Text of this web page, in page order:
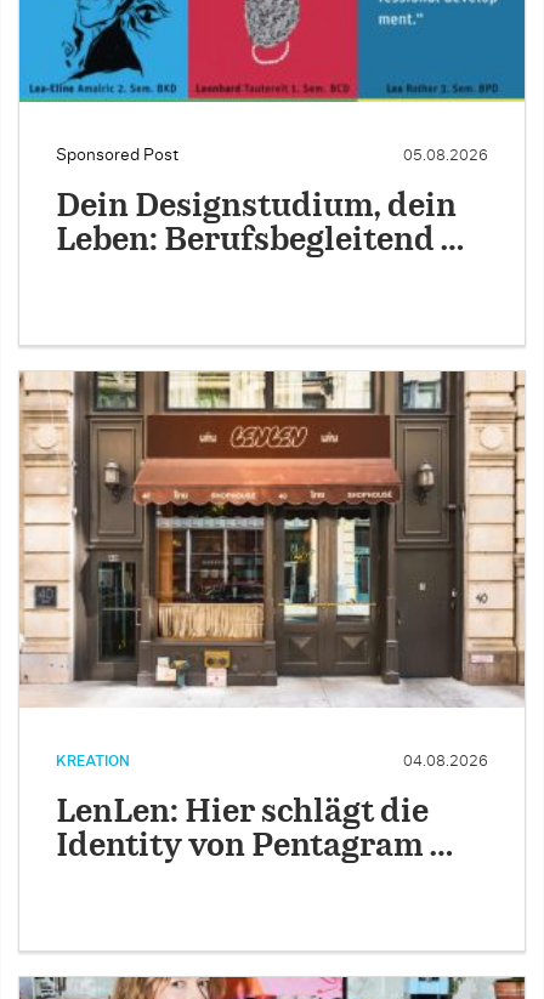
Sponsored Post 05.08.2026
Dein Designstudium, dein
Leben: Berufsbegleitend …
KREATION 04.08.2026
LenLen: Hier schlägt die
Identity von Pentagram …